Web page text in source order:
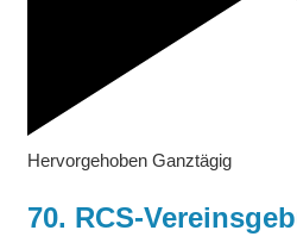
Hervorgehoben Ganztägig
70. RCS-